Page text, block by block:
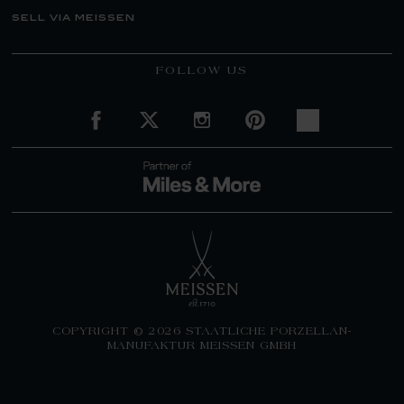
sell via meissen
FOLLOW US
COPYRIGHT © 2026 STAATLICHE PORZELLAN-
MANUFAKTUR MEISSEN GMBH